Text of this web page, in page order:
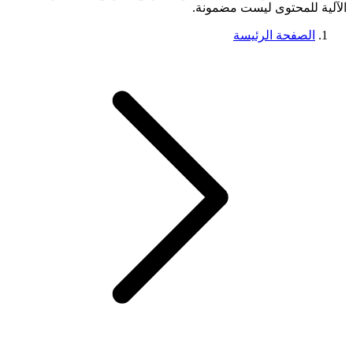
الآلية للمحتوى ليست مضمونة.
الصفحة الرئيسة